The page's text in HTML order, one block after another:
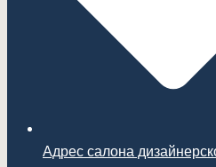
Адрес салона